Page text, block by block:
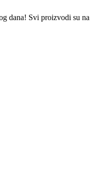
Svi proizvodi su na